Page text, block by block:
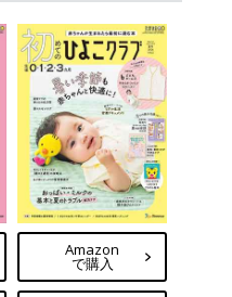
Amazon
で購入